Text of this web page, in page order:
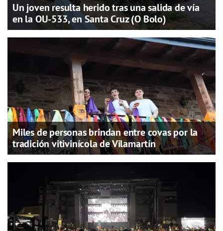
Un joven resulta herido tras una salida de vía
en la OU-533, en Santa Cruz (O Bolo)
Miles de personas brindan entre covas por la
tradición vitivinícola de Vilamartín